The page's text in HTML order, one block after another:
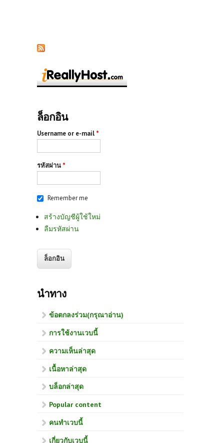
ล็อกอิน
Username or e-mail *
รหัสผ่าน *
Remember me
สร้างบัญชีผู้ใช้ใหม่
ลืมรหัสผ่าน
นำทาง
ข้อตกลงร่วม(กรุณาอ่าน)
การใช้งานเวบนี้
ความเห็นล่าสุด
เนื้อหาล่าสุด
บล็อกล่าสุด
Popular content
คนทำเวบนี้
เกี่ยวกับเวบนี้